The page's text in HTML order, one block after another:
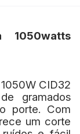
1050watts
CID32
gramados
porte. Com
um corte